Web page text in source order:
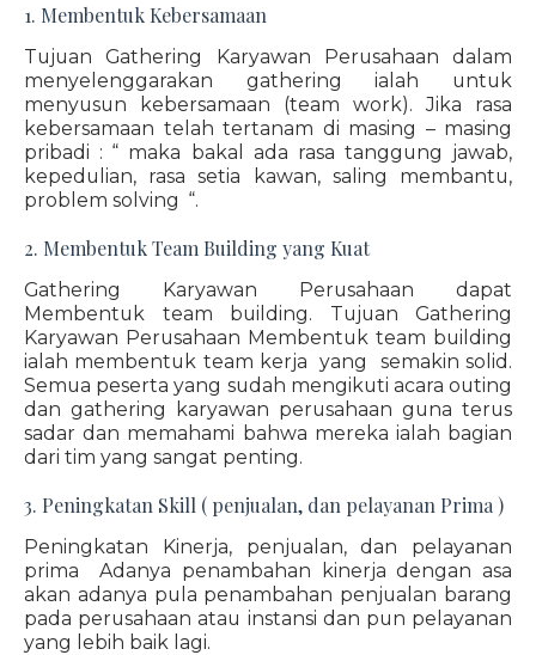
1. Membentuk Kebersamaan
Tujuan Gathering Karyawan Perusahaan dalam
menyelenggarakan gathering ialah untuk
menyusun kebersamaan (team work). Jika rasa
kebersamaan telah tertanam di masing – masing
pribadi : “ maka bakal ada rasa tanggung jawab,
kepedulian, rasa setia kawan, saling membantu,
problem solving “.
2. Membentuk Team Building yang Kuat
Gathering Karyawan Perusahaan dapat
Membentuk team building. Tujuan Gathering
Karyawan Perusahaan Membentuk team building
ialah membentuk team kerja yang semakin solid.
Semua peserta yang sudah mengikuti acara outing
dan gathering karyawan perusahaan guna terus
sadar dan memahami bahwa mereka ialah bagian
dari tim yang sangat penting.
3. Peningkatan Skill ( penjualan, dan pelayanan Prima )
Peningkatan Kinerja, penjualan, dan pelayanan
prima Adanya penambahan kinerja dengan asa
akan adanya pula penambahan penjualan barang
pada perusahaan atau instansi dan pun pelayanan
yang lebih baik lagi.